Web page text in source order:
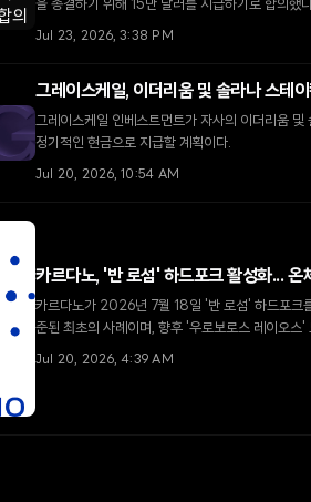
을 종결하기 위해 15만 달러를 지급하기로 합의했
Jul 23, 2026, 3:38 PM
그레이스케일, 이더리움 및 솔라나 스테
그레이스케일 인베스트먼트가 자사의 이더리움
정기적인 현금으로 지급할 계획이다.
Jul 20, 2026, 10:54 AM
카르다노, '반 로섬' 하드포크 활성화... 온
카르다노가 2026년 7월 18일 '반 로섬' 하드포크
준된 최초의 사례이며, 향후 '우로보로스 레이오스
Jul 20, 2026, 4:39 AM